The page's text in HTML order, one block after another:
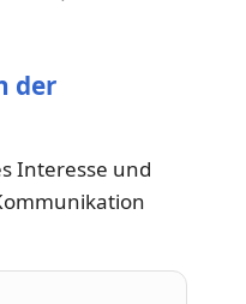
der
Interesse und